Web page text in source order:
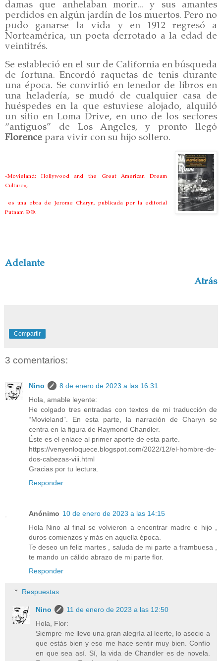
damas que anhelaban morir... y sus amantes
perdidos en algún jardín de los muertos. Pero no
pudo ganarse la vida y en 1912 regresó a
Norteamérica, un poeta derrotado a la edad de
veintitrés.
Se estableció en el sur de California en búsqueda
de fortuna. Encordó raquetas de tenis durante
una época. Se convirtió en tenedor de libros en
una heladería, se mudó de cualquier casa de
huéspedes en la que estuviese alojado, alquiló
un sitio en Loma Drive, en uno de los sectores
“antiguos” de Los Angeles, y pronto llegó
Florence para vivir con su hijo soltero.
«Movieland: Hollywood and the Great American Dream
Culture»;
es una obra de Jerome Charyn, publicada por la editorial
Putnam ©®.
Adelante
Atrás
Compartir
3 comentarios:
Nino
8 de enero de 2023 a las 16:31
Hola, amable leyente:
He colgado tres entradas con textos de mi traducción de
“Movieland”. En esta parte, la narración de Charyn se
centra en la figura de Raymond Chandler.
Éste es el enlace al primer aporte de esta parte.
https://venyenloquece.blogspot.com/2022/12/el-hombre-de-
dos-cabezas-viii.html
Gracias por tu lectura.
Responder
Anónimo 10 de enero de 2023 a las 14:15
Hola Nino al final se volvieron a encontrar madre e hijo ,
duros comienzos y más en aquella época.
Te deseo un feliz martes , saluda de mi parte a frambuesa ,
te mando un cálido abrazo de mi parte flor.
Responder
Respuestas
Nino
11 de enero de 2023 a las 12:50
Hola, Flor:
Siempre me llevo una gran alegría al leerte, lo asocio a
que estás bien y eso me hace sentir muy bien. Confío
en que sea así. Sí, la vida de Chandler es de novela.